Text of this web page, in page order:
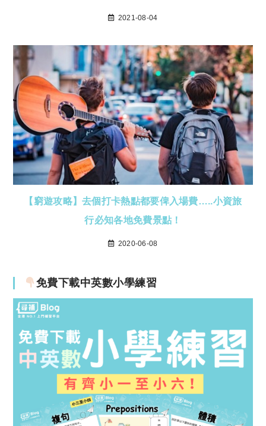
2021-08-04
【窮遊攻略】去個打卡熱點都要俾入場費…..小資旅
行必知各地免費景點！
2020-06-08
免費下載中英數小學練習